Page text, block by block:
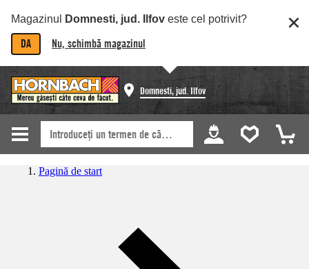
Magazinul Domnesti, jud. Ilfov este cel potrivit?
DA Nu, schimbă magazinul
Domnesti, jud. Ilfov
Pagină de start